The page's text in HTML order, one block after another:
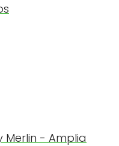
Merlin - Amplia